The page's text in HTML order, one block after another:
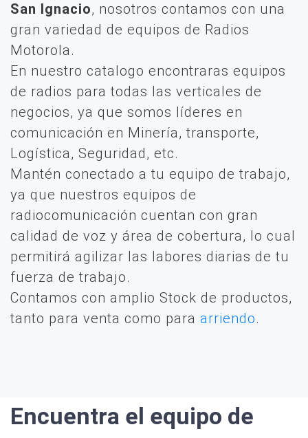
San Ignacio, nosotros contamos con una
gran variedad de equipos de Radios
Motorola.
En nuestro catalogo encontraras equipos
de radios para todas las verticales de
negocios, ya que somos líderes en
comunicación en Minería, transporte,
Logística, Seguridad, etc.
Mantén conectado a tu equipo de trabajo,
ya que nuestros equipos de
radiocomunicación cuentan con gran
calidad de voz y área de cobertura, lo cual
permitirá agilizar las labores diarias de tu
fuerza de trabajo.
Contamos con amplio Stock de productos,
tanto para venta como para arriendo.
Encuentra el equipo de